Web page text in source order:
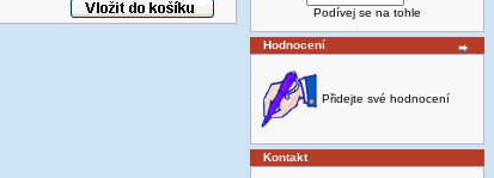
Podívej se na tohle
Hodnocení
Přidejte své hodnocení
Kontakt